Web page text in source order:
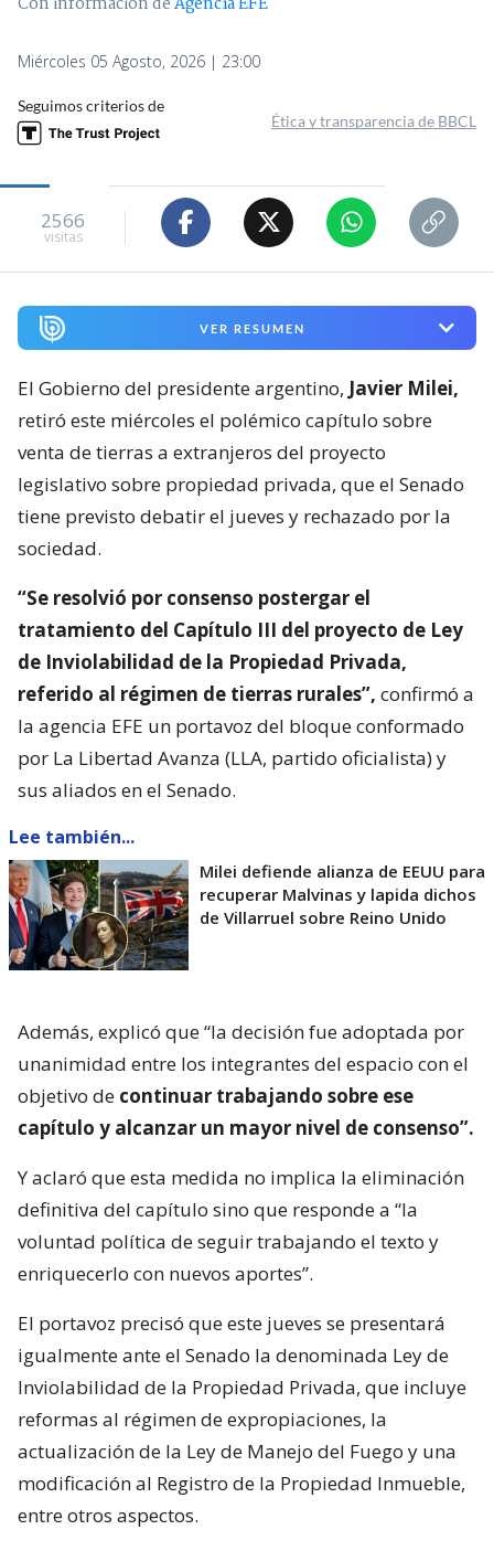
Miércoles 05 Agosto, 2026 | 23:00
Seguimos criterios de
Ética y transparencia de BBCL
2566
visitas
VER RESUMEN
El Gobierno del presidente argentino, Javier Milei,
retiró este miércoles el polémico capítulo sobre
venta de tierras a extranjeros del proyecto
legislativo sobre propiedad privada, que el Senado
tiene previsto debatir el jueves y rechazado por la
sociedad.
“Se resolvió por consenso postergar el
tratamiento del Capítulo III del proyecto de Ley
de Inviolabilidad de la Propiedad Privada,
referido al régimen de tierras rurales”, confirmó a
la agencia EFE un portavoz del bloque conformado
por La Libertad Avanza (LLA, partido oficialista) y
sus aliados en el Senado.
Lee también...
Milei defiende alianza de EEUU para
recuperar Malvinas y lapida dichos
de Villarruel sobre Reino Unido
Además, explicó que “la decisión fue adoptada por
unanimidad entre los integrantes del espacio con el
objetivo de continuar trabajando sobre ese
capítulo y alcanzar un mayor nivel de consenso”.
Y aclaró que esta medida no implica la eliminación
definitiva del capítulo sino que responde a “la
voluntad política de seguir trabajando el texto y
enriquecerlo con nuevos aportes”.
El portavoz precisó que este jueves se presentará
igualmente ante el Senado la denominada Ley de
Inviolabilidad de la Propiedad Privada, que incluye
reformas al régimen de expropiaciones, la
actualización de la Ley de Manejo del Fuego y una
modificación al Registro de la Propiedad Inmueble,
entre otros aspectos.